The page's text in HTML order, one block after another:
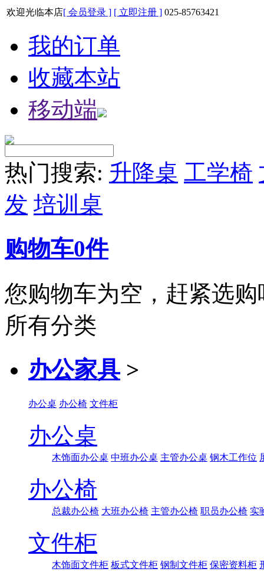
欢迎光临本店[ 会员登录 ] [ 立即注册 ] 025-85763421
我的订单
收藏本站
移动端
热门搜索: 升降桌 工学椅
发 培训桌
购物车0件
您购物车为空，赶紧选购
所有分类
办公家具 >
办公桌 办公椅 文件柜
办公桌
木饰面办公桌 中班办公桌 主管办公桌 钢木工作位
办公椅
总裁办公椅 大班办公椅 主管办公椅 职员办公椅 实
文件柜
木饰面文件柜 板式文件柜 钢制文件柜 保密资料柜